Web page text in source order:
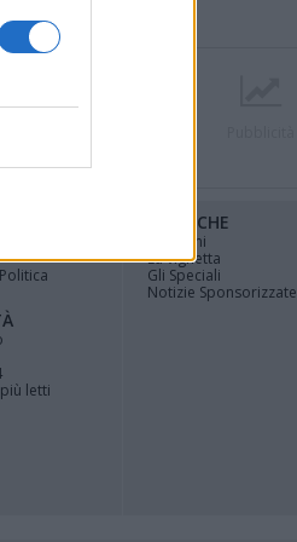
letti
RUBRICHE
Opinioni
La vignetta
Gli Speciali
Notizie Sponsorizzate